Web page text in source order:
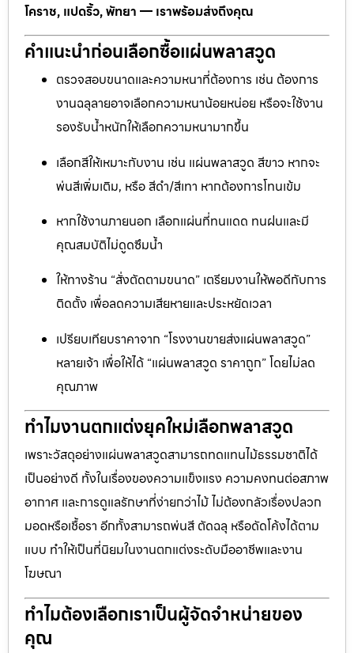
โคราช, แปดริ้ว, พัทยา — เราพร้อมส่งถึงคุณ
คำแนะนำก่อนเลือกซื้อแผ่นพลาสวูด
ตรวจสอบขนาดและความหนาที่ต้องการ เช่น ต้องการ
งานฉลุลายอาจเลือกความหนาน้อยหน่อย หรือจะใช้งาน
รองรับน้ำหนักให้เลือกความหนามากขึ้น
เลือกสีให้เหมาะกับงาน เช่น แผ่นพลาสวูด สีขาว หากจะ
พ่นสีเพิ่มเติม, หรือ สีดำ/สีเทา หากต้องการโทนเข้ม
หากใช้งานภายนอก เลือกแผ่นที่ทนแดด ทนฝนและมี
คุณสมบัติไม่ดูดซึมน้ำ
ให้ทางร้าน “สั่งตัดตามขนาด” เตรียมงานให้พอดีกับการ
ติดตั้ง เพื่อลดความเสียหายและประหยัดเวลา
เปรียบเทียบราคาจาก “โรงงานขายส่งแผ่นพลาสวูด”
หลายเจ้า เพื่อให้ได้ “แผ่นพลาสวูด ราคาถูก” โดยไม่ลด
คุณภาพ
ทำไมงานตกแต่งยุคใหม่เลือกพลาสวูด
เพราะวัสดุอย่างแผ่นพลาสวูดสามารถทดแทนไม้ธรรมชาติได้
เป็นอย่างดี ทั้งในเรื่องของความแข็งแรง ความคงทนต่อสภาพ
อากาศ และการดูแลรักษาที่ง่ายกว่าไม้ ไม่ต้องกลัวเรื่องปลวก
มอดหรือเชื้อรา อีกทั้งสามารถพ่นสี ตัดฉลุ หรือดัดโค้งได้ตาม
แบบ ทำให้เป็นที่นิยมในงานตกแต่งระดับมืออาชีพและงาน
โฆษณา
ทำไมต้องเลือกเราเป็นผู้จัดจำหน่ายของ
คุณ